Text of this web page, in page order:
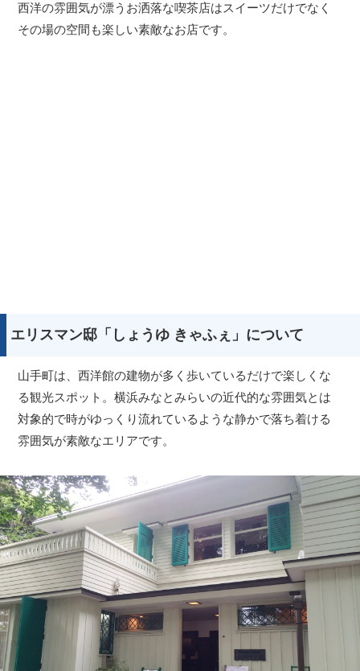
西洋の雰囲気が漂うお洒落な喫茶店はスイーツだけでなく
その場の空間も楽しい素敵なお店です。
エリスマン邸「しょうゆ きゃふぇ」について
山手町は、西洋館の建物が多く歩いているだけで楽しくな
る観光スポット。横浜みなとみらいの近代的な雰囲気とは
対象的で時がゆっくり流れているような静かで落ち着ける
雰囲気が素敵なエリアです。